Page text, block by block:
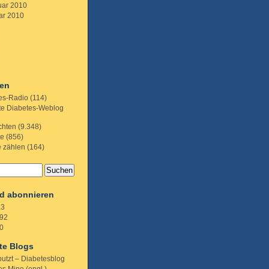
2010
2010
Radio (114)
Diabetes-Weblog
(9.348)
(856)
zählen (164)
abonnieren
Blogs
– Diabetesblog